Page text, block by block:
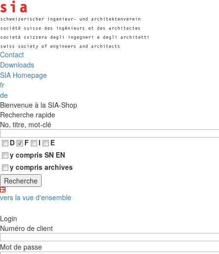
Contact
Downloads
SIA Homepage
fr
de
Bienvenue à la SIA-Shop
Recherche rapide
No, titre, mot-clé
D
F I
E
y compris SN EN
y compris archives
vers la vue d'ensemble
Login
Numéro de client
Mot de passe